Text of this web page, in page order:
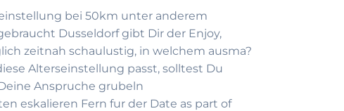
bei 50km unter anderem
Dusseldorf gibt Dir der Enjoy,
zeitnah schaulustig, in welchem ausma?
Alterseinstellung passt, solltest Du
Anspruche grubeln
eskalieren Fern fur der Date as part of